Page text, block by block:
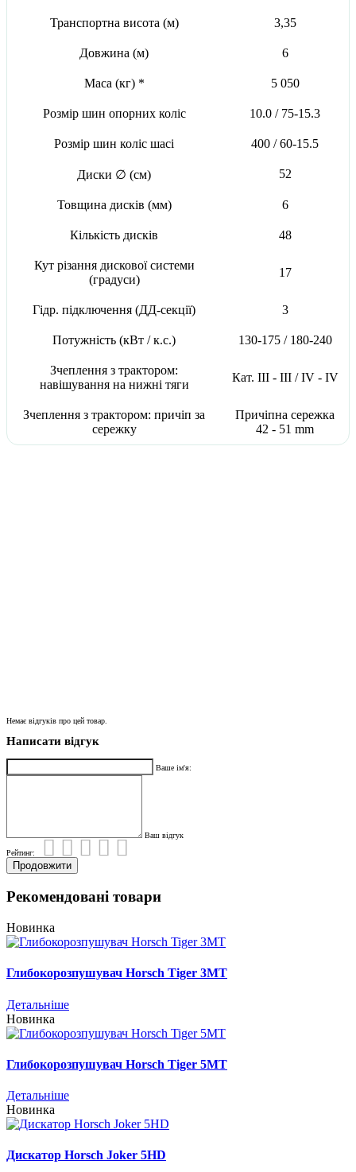
Транспортна висота (м) 3,35
Довжина (м) 6
Маса (кг) * 5 050
Розмір шин опорних коліс 10.0 / 75-15.3
Розмір шин коліс шасі 400 / 60-15.5
Диски ∅ (см) 52
Товщина дисків (мм) 6
Кількість дисків 48
Кут різання дискової системи
(градуси)
17
Гідр. підключення (ДД-секції) 3
Потужність (кВт / к.с.) 130-175 / 180-240
Зчеплення з трактором:
навішування на нижні тяги
Кат. III - III / IV - IV
Зчеплення з трактором: причіп за
сережку
Причіпна сережка
42 - 51 mm
Немає відгуків про цей товар.
Написати відгук
Ваше ім'я:
Ваш відгук
Рейтинг:
Продовжити
Рекомендовані товари
Новинка
Глибокорозпушувач Horsch Tiger 3MT
Детальніше
Новинка
Глибокорозпушувач Horsch Tiger 5MT
Детальніше
Новинка
Дискатор Horsch Joker 5HD